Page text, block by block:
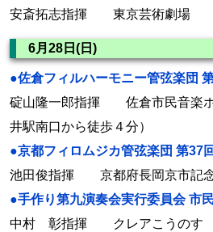
安斎拓志指揮 東京芸術劇場
6月28日(日)
●佐倉フィルハーモニー管弦楽団
碇山隆一郎指揮 佐倉市民音楽ホ
井駅南口から徒歩４分）
●京都フィロムジカ管弦楽団 第37
池田俊指揮 京都府長岡京市記念
●手作り第九演奏会実行委員会 市
中村 彰指揮 クレアこうのす